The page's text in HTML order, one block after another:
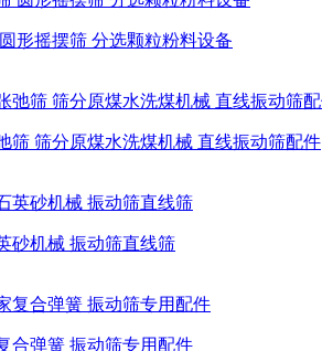
形摇摆筛 分选颗粒粉料设备
筛 筛分原煤水洗煤机械 直线振动筛配件
砂机械 振动筛直线筛
合弹簧 振动筛专用配件